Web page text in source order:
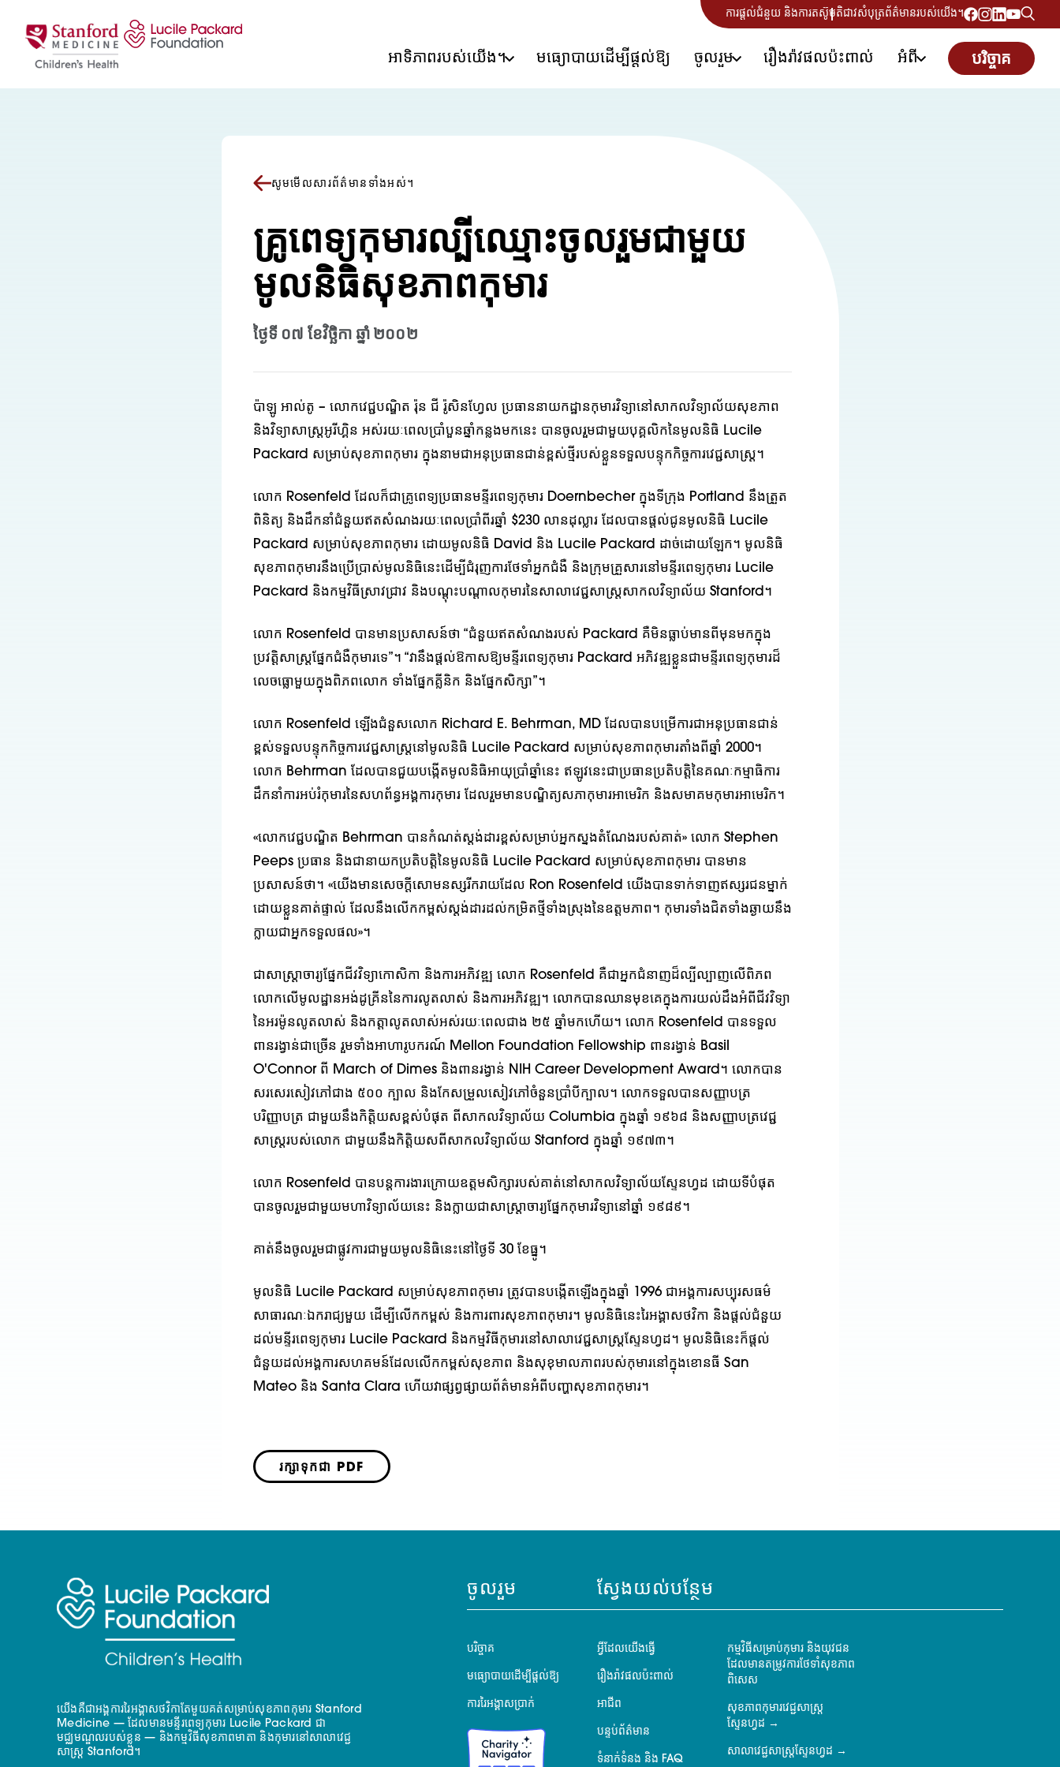
ការផ្តល់ជំនួយ និងការតស៊ូមតិជាវសំបុត្រព័ត៌មានរបស់យើង។
អាទិភាពរបស់យើង។ មធ្យោបាយដើម្បីផ្តល់ឱ្យ ចូលរួម រឿងរ៉ាវផលប៉ះពាល់ អំពី បរិច្ចាគ
សូមមើលសារព័ត៌មានទាំងអស់។
គ្រូពេទ្យកុមារល្បីឈ្មោះចូលរួមជាមួយ
មូលនិធិសុខភាពកុមារ
ថ្ងៃទី ០៧ ខែវិច្ឆិកា ឆ្នាំ ២០០២
ប៉ាឡូ អាល់តូ – លោកវេជ្ជបណ្ឌិត រ៉ុន ជី រ៉ូសិនហ្វែល ប្រធាននាយកដ្ឋានកុមារវិទ្យានៅសាកលវិទ្យាល័យសុខភាព
និងវិទ្យាសាស្ត្រអូរីហ្គិន អស់រយៈពេលប្រាំបួនឆ្នាំកន្លងមកនេះ បានចូលរួមជាមួយបុគ្គលិកនៃមូលនិធិ Lucile
Packard សម្រាប់សុខភាពកុមារ ក្នុងនាមជាអនុប្រធានជាន់ខ្ពស់ថ្មីរបស់ខ្លួនទទួលបន្ទុកកិច្ចការវេជ្ជសាស្ត្រ។
លោក Rosenfeld ដែលក៏ជាគ្រូពេទ្យប្រធានមន្ទីរពេទ្យកុមារ Doernbecher ក្នុងទីក្រុង Portland នឹងត្រួត
ពិនិត្យ និងដឹកនាំជំនួយឥតសំណងរយៈពេលប្រាំពីរឆ្នាំ $230 លានដុល្លារ ដែលបានផ្តល់ជូនមូលនិធិ Lucile
Packard សម្រាប់សុខភាពកុមារ ដោយមូលនិធិ David និង Lucile Packard ដាច់ដោយឡែក។ មូលនិធិ
សុខភាពកុមារនឹងប្រើប្រាស់មូលនិធិនេះដើម្បីជំរុញការថែទាំអ្នកជំងឺ និងក្រុមគ្រួសារនៅមន្ទីរពេទ្យកុមារ Lucile
Packard និងកម្មវិធីស្រាវជ្រាវ និងបណ្តុះបណ្តាលកុមារនៃសាលាវេជ្ជសាស្ត្រសាកលវិទ្យាល័យ Stanford។
លោក Rosenfeld បានមានប្រសាសន៍ថា “ជំនួយឥតសំណងរបស់ Packard គឺមិនធ្លាប់មានពីមុនមកក្នុង
ប្រវត្តិសាស្ត្រផ្នែកជំងឺកុមារទេ”។ “វានឹងផ្តល់ឱកាសឱ្យមន្ទីរពេទ្យកុមារ Packard អភិវឌ្ឍខ្លួនជាមន្ទីរពេទ្យកុមារដ៏
លេចធ្លោមួយក្នុងពិភពលោក ទាំងផ្នែកគ្លីនិក និងផ្នែកសិក្សា”។
លោក Rosenfeld ឡើងជំនួសលោក Richard E. Behrman, MD ដែលបានបម្រើការជាអនុប្រធានជាន់
ខ្ពស់ទទួលបន្ទុកកិច្ចការវេជ្ជសាស្ត្រនៅមូលនិធិ Lucile Packard សម្រាប់សុខភាពកុមារតាំងពីឆ្នាំ 2000។
លោក Behrman ដែលបានជួយបង្កើតមូលនិធិអាយុប្រាំឆ្នាំនេះ ឥឡូវនេះជាប្រធានប្រតិបត្តិនៃគណៈកម្មាធិការ
ដឹកនាំការអប់រំកុមារនៃសហព័ន្ធអង្គការកុមារ ដែលរួមមានបណ្ឌិត្យសភាកុមារអាមេរិក និងសមាគមកុមារអាមេរិក។
«លោកវេជ្ជបណ្ឌិត Behrman បានកំណត់ស្តង់ដារខ្ពស់សម្រាប់អ្នកស្នងតំណែងរបស់គាត់» លោក Stephen
Peeps ប្រធាន និងជានាយកប្រតិបត្តិនៃមូលនិធិ Lucile Packard សម្រាប់សុខភាពកុមារ បានមាន
ប្រសាសន៍ថា។ «យើងមានសេចក្តីសោមនស្សរីករាយដែល Ron Rosenfeld យើងបានទាក់ទាញឥស្សរជនម្នាក់
ដោយខ្លួនគាត់ផ្ទាល់ ដែលនឹងលើកកម្ពស់ស្តង់ដារដល់កម្រិតថ្មីទាំងស្រុងនៃឧត្តមភាព។ កុមារទាំងជិតទាំងឆ្ងាយនឹង
ក្លាយជាអ្នកទទួលផល»។
ជាសាស្ត្រាចារ្យផ្នែកជីវវិទ្យាកោសិកា និងការអភិវឌ្ឍ លោក Rosenfeld គឺជាអ្នកជំនាញដ៏ល្បីល្បាញលើពិភព
លោកលើមូលដ្ឋានអង់ដូគ្រីននៃការលូតលាស់ និងការអភិវឌ្ឍ។ លោកបានឈានមុខគេក្នុងការយល់ដឹងអំពីជីវវិទ្យា
នៃអរម៉ូនលូតលាស់ និងកត្តាលូតលាស់អស់រយៈពេលជាង ២៥ ឆ្នាំមកហើយ។ លោក Rosenfeld បានទទួល
ពានរង្វាន់ជាច្រើន រួមទាំងអាហារូបករណ៍ Mellon Foundation Fellowship ពានរង្វាន់ Basil
O'Connor ពី March of Dimes និងពានរង្វាន់ NIH Career Development Award។ លោកបាន
សរសេរសៀវភៅជាង ៥០០ ក្បាល និងកែសម្រួលសៀវភៅចំនួនប្រាំបីក្បាល។ លោកទទួលបានសញ្ញាបត្រ
បរិញ្ញាបត្រ ជាមួយនឹងកិត្តិយសខ្ពស់បំផុត ពីសាកលវិទ្យាល័យ Columbia ក្នុងឆ្នាំ ១៩៦៨ និងសញ្ញាបត្រវេជ្ជ
សាស្ត្ររបស់លោក ជាមួយនឹងកិត្តិយសពីសាកលវិទ្យាល័យ Stanford ក្នុងឆ្នាំ ១៩៧៣។
លោក Rosenfeld បានបន្តការងារក្រោយឧត្តមសិក្សារបស់គាត់នៅសាកលវិទ្យាល័យស្ទែនហ្វដ ដោយទីបំផុត
បានចូលរួមជាមួយមហាវិទ្យាល័យនេះ និងក្លាយជាសាស្ត្រាចារ្យផ្នែកកុមារវិទ្យានៅឆ្នាំ ១៩៨៩។
គាត់នឹងចូលរួមជាផ្លូវការជាមួយមូលនិធិនេះនៅថ្ងៃទី 30 ខែធ្នូ។
មូលនិធិ Lucile Packard សម្រាប់សុខភាពកុមារ ត្រូវបានបង្កើតឡើងក្នុងឆ្នាំ 1996 ជាអង្គការសប្បុរសធម៌
សាធារណៈឯករាជ្យមួយ ដើម្បីលើកកម្ពស់ និងការពារសុខភាពកុមារ។ មូលនិធិនេះរៃអង្គាសថវិកា និងផ្តល់ជំនួយ
ដល់មន្ទីរពេទ្យកុមារ Lucile Packard និងកម្មវិធីកុមារនៅសាលាវេជ្ជសាស្ត្រស្ទែនហ្វដ។ មូលនិធិនេះក៏ផ្តល់
ជំនួយដល់អង្គការសហគមន៍ដែលលើកកម្ពស់សុខភាព និងសុខុមាលភាពរបស់កុមារនៅក្នុងខោនធី San
Mateo និង Santa Clara ហើយវាផ្សព្វផ្សាយព័ត៌មានអំពីបញ្ហាសុខភាពកុមារ។
រក្សាទុកជា PDF
យើងគឺជាអង្គការរៃអង្គាសថវិកាតែមួយគត់សម្រាប់សុខភាពកុមារ Stanford
Medicine — ដែលមានមន្ទីរពេទ្យកុមារ Lucile Packard ជា
មជ្ឈមណ្ឌលរបស់ខ្លួន — និងកម្មវិធីសុខភាពមាតា និងកុមារនៅសាលាវេជ្ជ
សាស្ត្រ Stanford។
ចូលរួម
បរិច្ចាគ
មធ្យោបាយដើម្បីផ្តល់ឱ្យ
ការរៃអង្គាសប្រាក់
ស្វែងយល់បន្ថែម
អ្វីដែលយើងធ្វើ
រឿងរ៉ាវផលប៉ះពាល់
អាជីព
បន្ទប់ព័ត៌មាន
ទំនាក់ទំនង និង FAQ
កម្មវិធីសម្រាប់កុមារ និងយុវជន
ដែលមានតម្រូវការថែទាំសុខភាព
ពិសេស
សុខភាពកុមារវេជ្ជសាស្ត្រ
ស្ទែនហ្វដ
សាលាវេជ្ជសាស្ត្រស្ទែនហ្វដ